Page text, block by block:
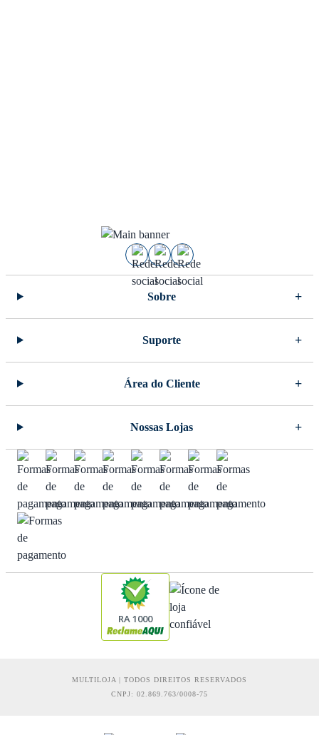
Sobre
Suporte
Área do Cliente
Nossas Lojas
RA 1000
MULTILOJA | TODOS DIREITOS RESERVADOS
CNPJ: 02.869.763/0008-75